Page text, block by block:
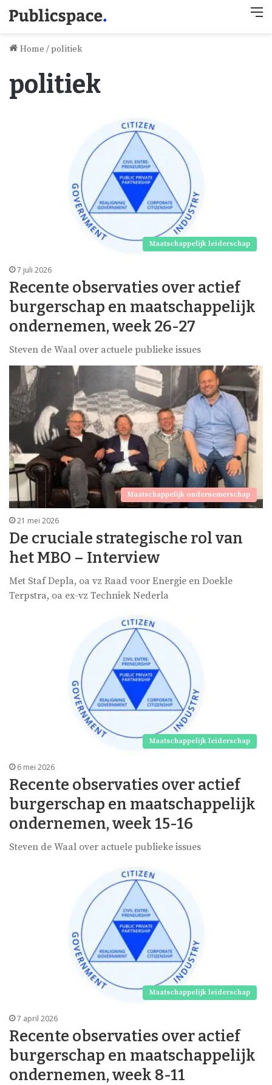
Home /politiek
politiek
Maatschappelijk leiderschap
7 juli 2026
Recente observaties over actief
burgerschap en maatschappelijk
ondernemen, week 26-27
Steven de Waal over actuele publieke issues
Maatschappelijk ondernemerschap
21 mei 2026
De cruciale strategische rol van
het MBO – Interview
Met Staf Depla, oa vz Raad voor Energie en Doekle
Terpstra, oa ex-vz Techniek Nederla
Maatschappelijk leiderschap
6 mei 2026
Recente observaties over actief
burgerschap en maatschappelijk
ondernemen, week 15-16
Steven de Waal over actuele publieke issues
Maatschappelijk leiderschap
7 april 2026
Recente observaties over actief
burgerschap en maatschappelijk
ondernemen, week 8-11